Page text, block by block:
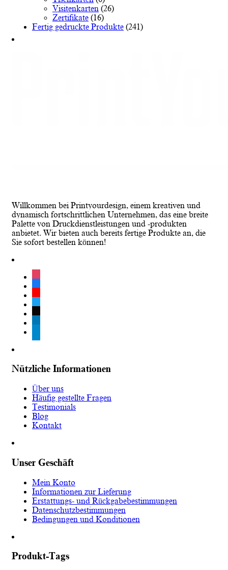
Visitenkarten (26)
Zertifikate (16)
Fertig gedruckte Produkte (241)
Willkommen bei Printyourdesign, einem kreativen und
dynamisch fortschrittlichen Unternehmen, das eine breite
Palette von Druckdienstleistungen und -produkten
anbietet. Wir bieten auch bereits fertige Produkte an, die
Sie sofort bestellen können!
instagram
facebook
youtube
twitter
tiktok
Nützliche Informationen
Über uns
Häufig gestellte Fragen
Testimonials
Blog
Kontakt
Unser Geschäft
Mein Konto
Informationen zur Lieferung
Erstattungs- und Rückgabebestimmungen
Datenschutzbestimmungen
Bedingungen und Konditionen
Produkt-Tags